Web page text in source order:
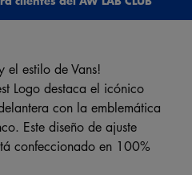
el estilo de Vans!
Logo destaca el icónico
con la emblemática
Este diseño de ajuste
confeccionado en 100%